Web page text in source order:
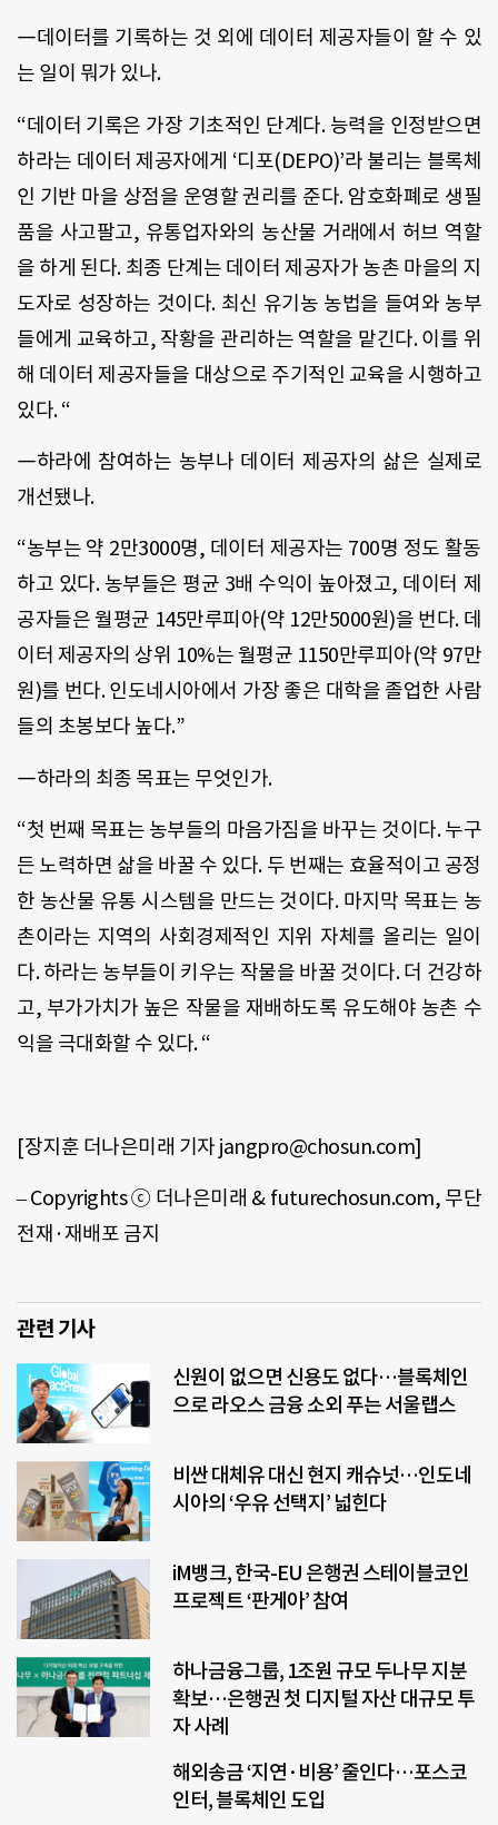
―데이터를 기록하는 것 외에 데이터 제공자들이 할 수 있
는 일이 뭐가 있나.
“데이터 기록은 가장 기초적인 단계다. 능력을 인정받으면
하라는 데이터 제공자에게 ‘디포(DEPO)’라 불리는 블록체
인 기반 마을 상점을 운영할 권리를 준다. 암호화폐로 생필
품을 사고팔고, 유통업자와의 농산물 거래에서 허브 역할
을 하게 된다. 최종 단계는 데이터 제공자가 농촌 마을의 지
도자로 성장하는 것이다. 최신 유기농 농법을 들여와 농부
들에게 교육하고, 작황을 관리하는 역할을 맡긴다. 이를 위
해 데이터 제공자들을 대상으로 주기적인 교육을 시행하고
있다. “
―하라에 참여하는 농부나 데이터 제공자의 삶은 실제로
개선됐나.
“농부는 약 2만3000명, 데이터 제공자는 700명 정도 활동
하고 있다. 농부들은 평균 3배 수익이 높아졌고, 데이터 제
공자들은 월평균 145만루피아(약 12만5000원)을 번다. 데
이터 제공자의 상위 10%는 월평균 1150만루피아(약 97만
원)를 번다. 인도네시아에서 가장 좋은 대학을 졸업한 사람
들의 초봉보다 높다.”
―하라의 최종 목표는 무엇인가.
“첫 번째 목표는 농부들의 마음가짐을 바꾸는 것이다. 누구
든 노력하면 삶을 바꿀 수 있다. 두 번째는 효율적이고 공정
한 농산물 유통 시스템을 만드는 것이다. 마지막 목표는 농
촌이라는 지역의 사회경제적인 지위 자체를 올리는 일이
다. 하라는 농부들이 키우는 작물을 바꿀 것이다. 더 건강하
고, 부가가치가 높은 작물을 재배하도록 유도해야 농촌 수
익을 극대화할 수 있다. “
[장지훈 더나은미래 기자 jangpro@chosun.com]
– Copyrights ⓒ 더나은미래 & futurechosun.com, 무단
전재·재배포 금지
관련 기사
신원이 없으면 신용도 없다…블록체인
으로 라오스 금융 소외 푸는 서울랩스
비싼 대체유 대신 현지 캐슈넛…인도네
시아의 ‘우유 선택지’ 넓힌다
iM뱅크, 한국-EU 은행권 스테이블코인
프로젝트 ‘판게아’ 참여
하나금융그룹, 1조원 규모 두나무 지분
확보…은행권 첫 디지털 자산 대규모 투
자 사례
해외송금 ‘지연·비용’ 줄인다…포스코
인터, 블록체인 도입